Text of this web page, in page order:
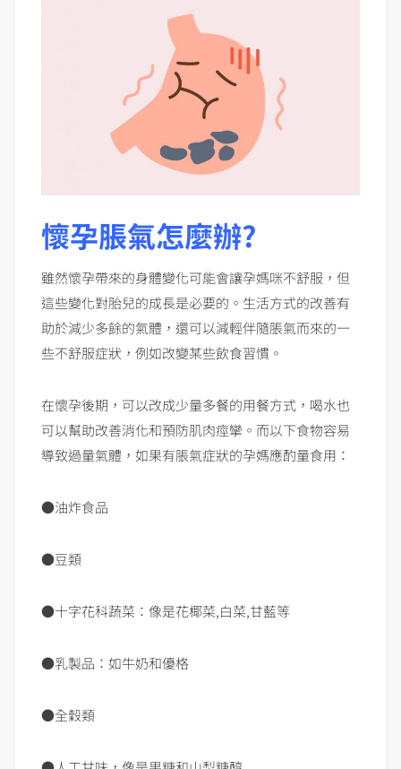
懷孕脹氣怎麼辦?
雖然懷孕帶來的身體變化可能會讓孕媽咪不舒服，但
這些變化對胎兒的成長是必要的。生活方式的改善有
助於減少多餘的氣體，還可以減輕伴隨脹氣而來的一
些不舒服症狀，例如改變某些飲食習慣。
在懷孕後期，可以改成少量多餐的用餐方式，喝水也
可以幫助改善消化和預防肌肉痙攣。而以下食物容易
導致過量氣體，如果有脹氣症狀的孕媽應酌量食用：
●油炸食品
●豆類
●十字花科蔬菜：像是花椰菜,白菜,甘藍等
●乳製品：如牛奶和優格
●全穀類